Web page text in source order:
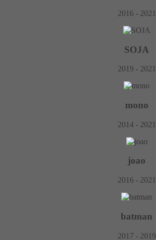
2016 - 2021
SOJA
2019 - 2021
mono
2014 - 2021
joao
2016 - 2021
batman
2017 - 2019